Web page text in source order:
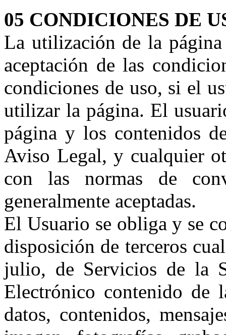
05 CONDICIONES DE
La utilización de la
aceptación de las
condiciones de uso, si el
utilizar la página. El
página y los contenidos
Aviso Legal, y cualquier
con las normas de
generalmente aceptadas.
El Usuario se obliga y se
disposición de terceros
julio, de Servicios de la
Electrónico contenido de
datos, contenidos,